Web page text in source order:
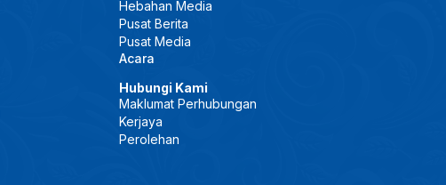
Hebahan Media
Pusat Berita
Pusat Media
Acara
Hubungi Kami
Maklumat Perhubungan
Kerjaya
Perolehan